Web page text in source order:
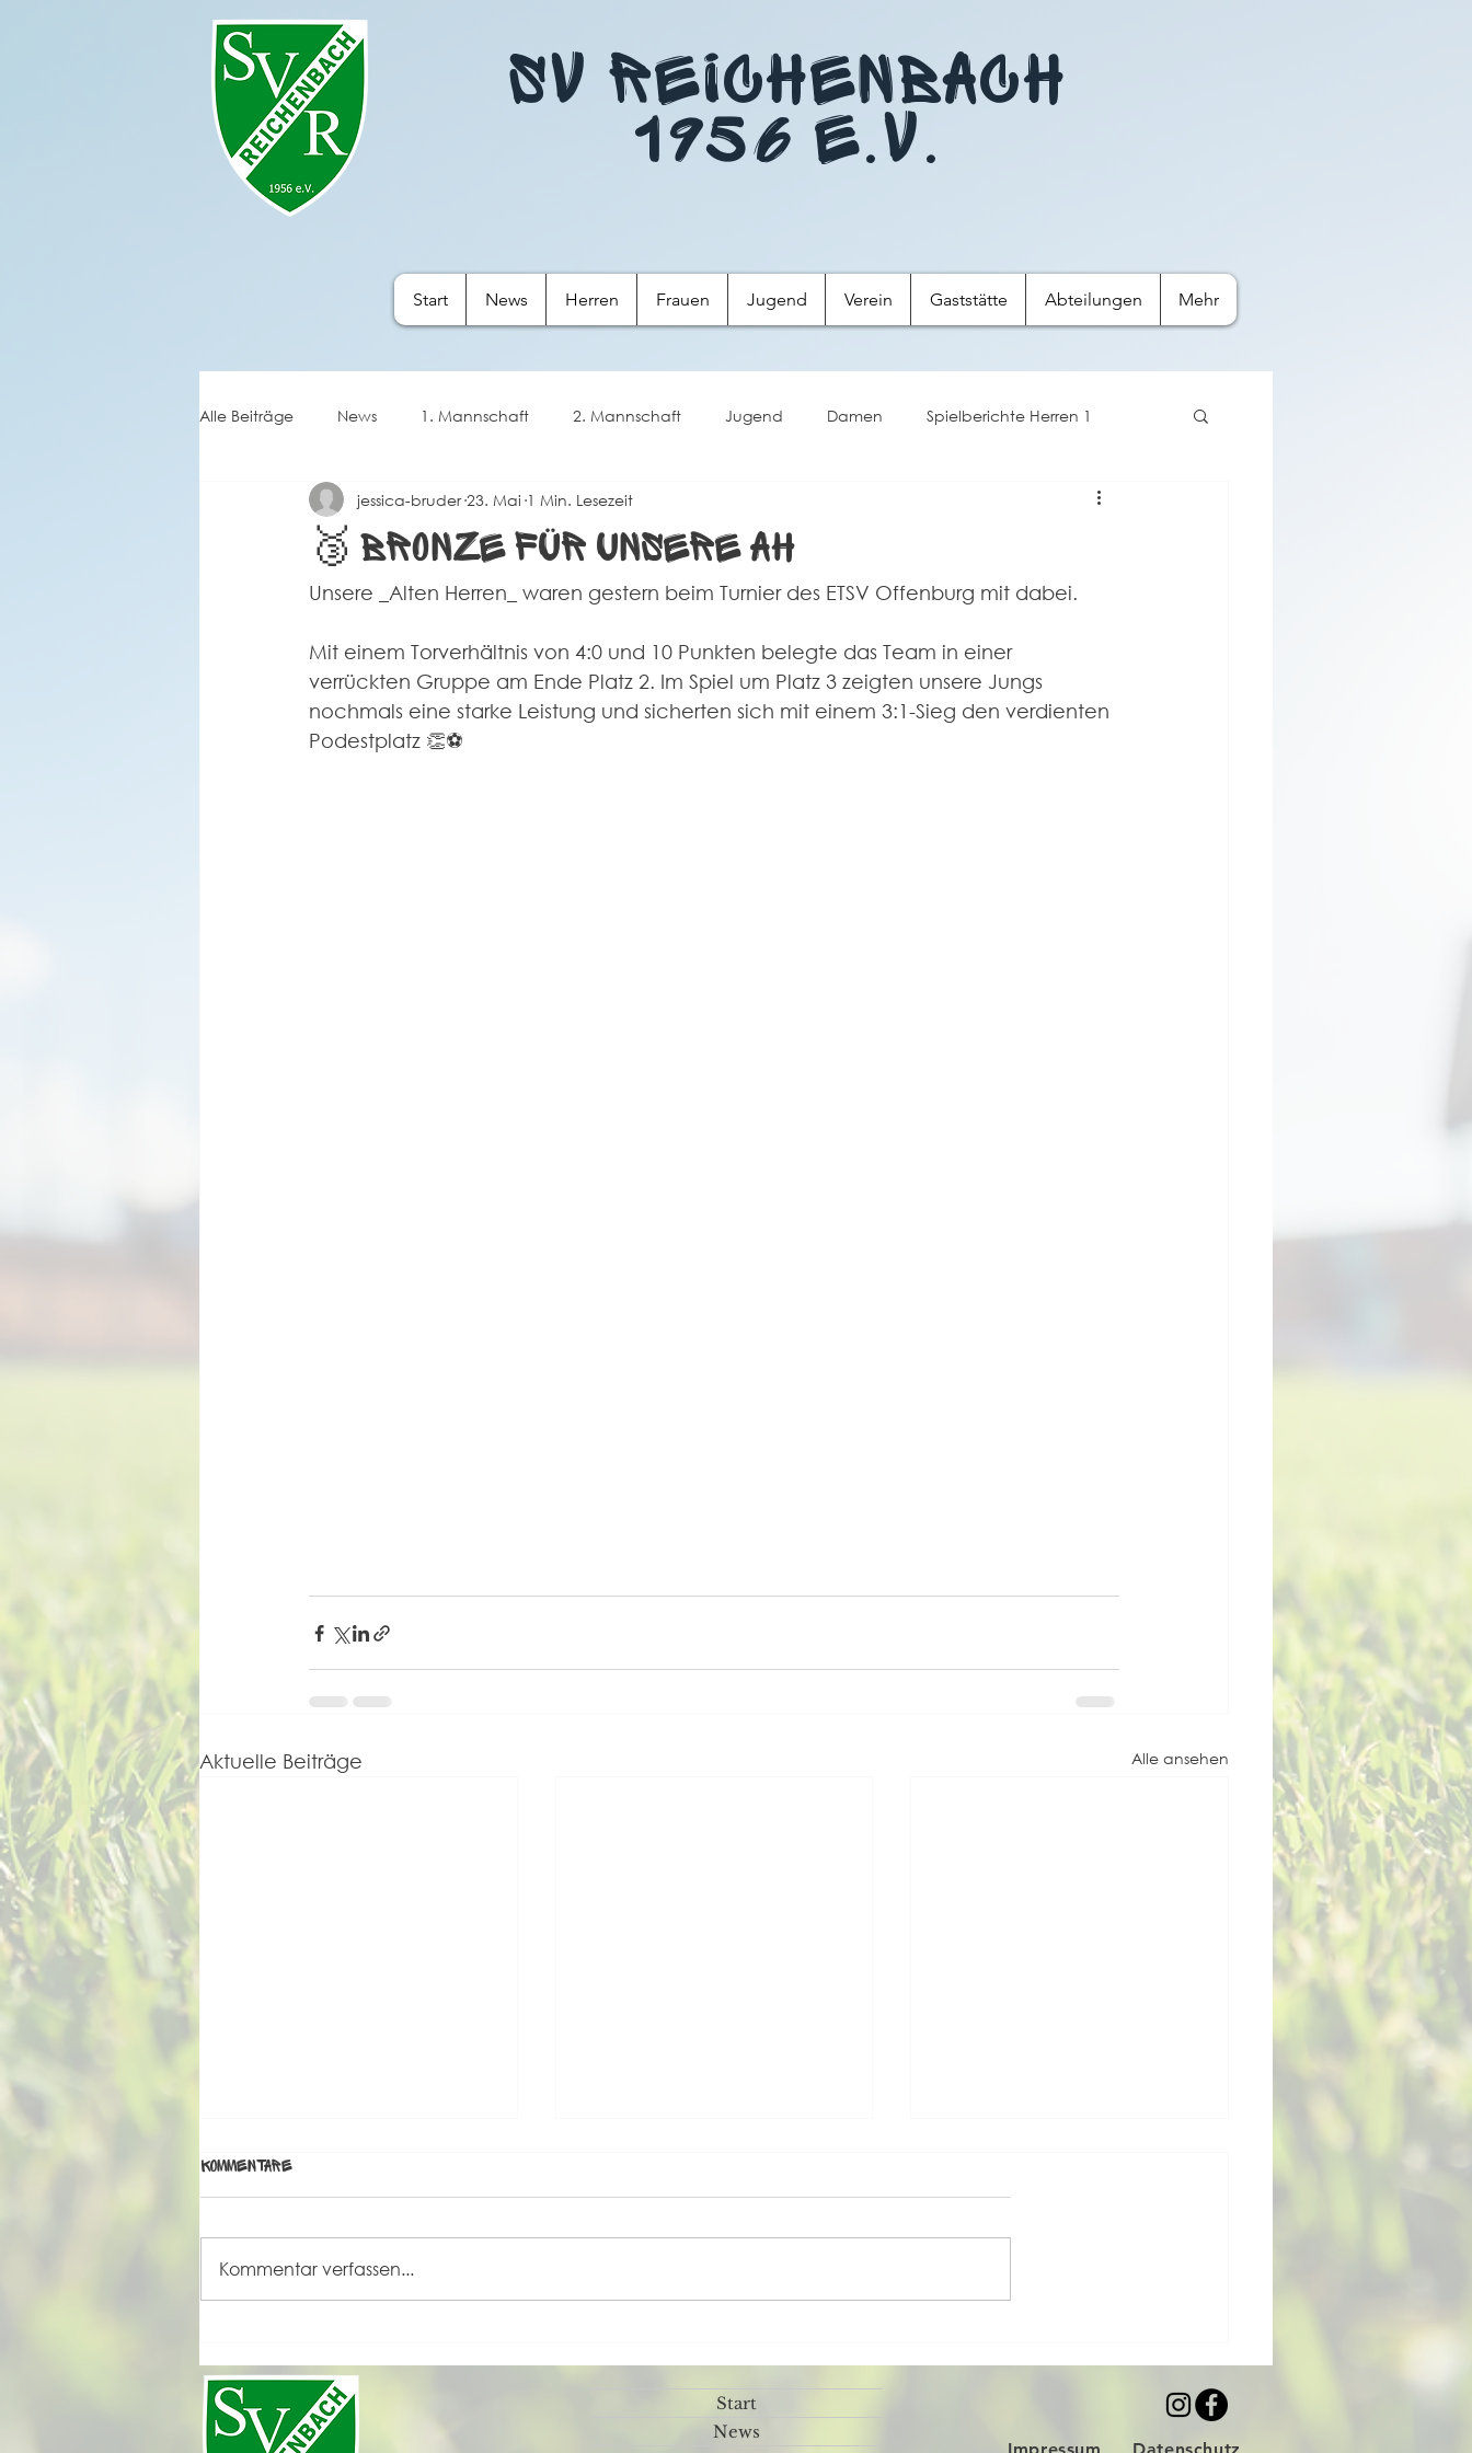
SV Reichenbach
1956 e.V.
Start News Herren Frauen Jugend Verein Gaststätte Abteilungen Mehr‎
Alle Beiträge News 1. Mannschaft 2. Mannschaft Jugend Damen Spielberichte Herren 1
Spielberichte Herren 2 Corona Events
🥉 Bronze für unsere AH
jessica-bruder 23. Mai 1 Min. Lesezeit
Unsere _Alten Herren_ waren gestern beim Turnier des ETSV Offenburg mit dabei.
Mit einem Torverhältnis von 4:0 und 10 Punkten belegte das Team in einer
verrückten Gruppe am Ende Platz 2. Im Spiel um Platz 3 zeigten unsere Jungs
nochmals eine starke Leistung und sicherten sich mit einem 3:1-Sieg den verdienten
Podestplatz 👏⚽
Aktuelle Beiträge Alle ansehen
⚽️🤹‍♀️🎸
Kommentare
Kommentar verfassen...
Start
News